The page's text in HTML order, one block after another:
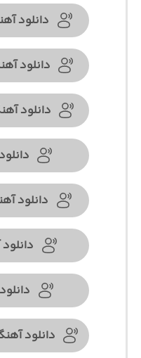
دانلود
دانلود
دانلود
دانلود
دانلود